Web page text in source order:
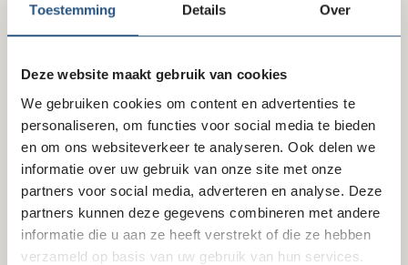
Toestemming Details Over
Deze website maakt gebruik van cookies
We gebruiken cookies om content en advertenties te
personaliseren, om functies voor social media te bieden
en om ons websiteverkeer te analyseren. Ook delen we
informatie over uw gebruik van onze site met onze
partners voor social media, adverteren en analyse. Deze
partners kunnen deze gegevens combineren met andere
informatie die u aan ze heeft verstrekt of die ze hebben
verzameld op basis van uw gebruik van hun services.
annuleren bij onvoldoende aanmeldingen.
Inschrijven
Freeform
Check
Leave
this
field
blank
Aanhef
Voornaam